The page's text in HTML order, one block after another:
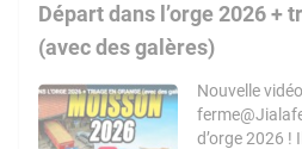
Départ dans l’orge 2026 +
(avec des galères)
Nouvelle
d’orge 2026 !